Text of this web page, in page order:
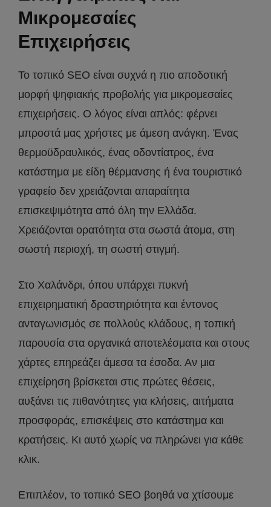
Μικρομεσαίες
Επιχειρήσεις
Το τοπικό SEO είναι συχνά η πιο αποδοτική
μορφή ψηφιακής προβολής για μικρομεσαίες
επιχειρήσεις. Ο λόγος είναι απλός: φέρνει
μπροστά μας χρήστες με άμεση ανάγκη. Ένας
θερμοϋδραυλικός, ένας οδοντίατρος, ένα
κατάστημα με είδη θέρμανσης ή ένα τουριστικό
γραφείο δεν χρειάζονται απαραίτητα
επισκεψιμότητα από όλη την Ελλάδα.
Χρειάζονται ορατότητα στα σωστά άτομα, στη
σωστή περιοχή, τη σωστή στιγμή.
Στο Χαλάνδρι, όπου υπάρχει πυκνή
επιχειρηματική δραστηριότητα και έντονος
ανταγωνισμός σε πολλούς κλάδους, η τοπική
παρουσία στα οργανικά αποτελέσματα και στους
χάρτες επηρεάζει άμεσα τα έσοδα. Αν μια
επιχείρηση βρίσκεται στις πρώτες θέσεις,
αυξάνει τις πιθανότητες για κλήσεις, αιτήματα
προσφοράς, επισκέψεις στο κατάστημα και
κρατήσεις. Κι αυτό χωρίς να πληρώνει για κάθε
κλικ.
Επιπλέον, το τοπικό SEO βοηθά να χτίσουμε